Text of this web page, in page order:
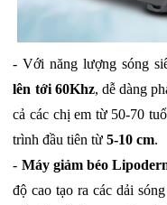
- Với năng lượng sóng
lên tới 60Khz, dễ dàng
cả các chị em từ 50-70
trình đầu tiên từ5-10 cm.
- Máy giảm béo
độ cao tạo ra các dải